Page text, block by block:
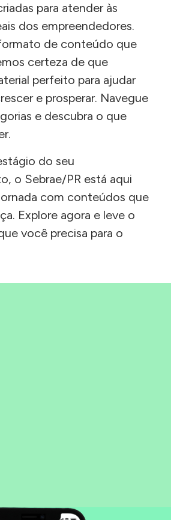
para atender às
dos empreendedores.
de conteúdo que
certeza de que
perfeito para ajudar
e prosperar. Navegue
e descubra o que
do seu
o Sebrae/PR está aqui
com conteúdos que
Explore agora e leve o
você precisa para o